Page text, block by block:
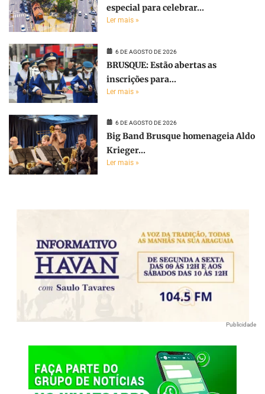
especial para celebrar...
Ler mais »
6 DE AGOSTO DE 2026
BRUSQUE: Estão abertas as
inscrições para...
Ler mais »
6 DE AGOSTO DE 2026
Big Band Brusque homenageia Aldo
Krieger...
Ler mais »
Publicidade